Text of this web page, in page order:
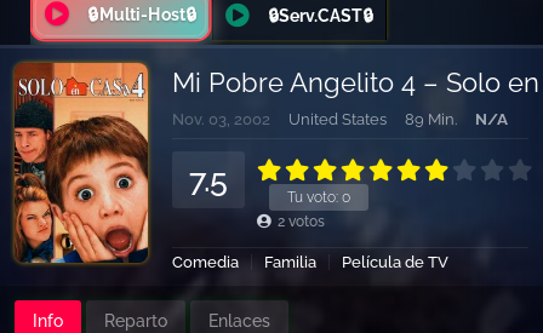
🔒Multi-Host🔒 🔒Serv.CAST🔒
Mi Pobre Angelito 4 – Solo
Nov. 03, 2002 United States 89 Min. N/A
Tu voto: 0
7.5
2 votos
Comedia Familia Película de TV
Info Reparto Enlaces